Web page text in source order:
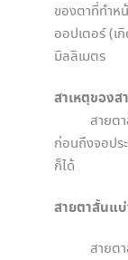
ของตาที่ทำห
ออปเตอร์ (เ
มิลลิเมตร
สาเหตุของส
สายตาสั้น
ก่อนถึงจอปร
ก็ได้
สายตาสั้นแ
สายตาสั้น